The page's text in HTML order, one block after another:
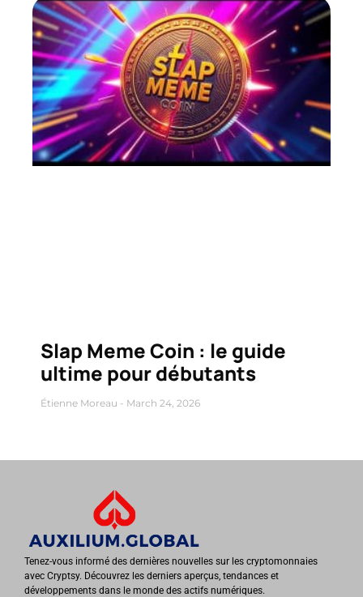
Slap Meme Coin : le guide
ultime pour débutants
Étienne Moreau March 24, 2026
Tenez-vous informé des dernières nouvelles sur les cryptomonnaies
avec Cryptsy. Découvrez les derniers aperçus, tendances et
développements dans le monde des actifs numériques.